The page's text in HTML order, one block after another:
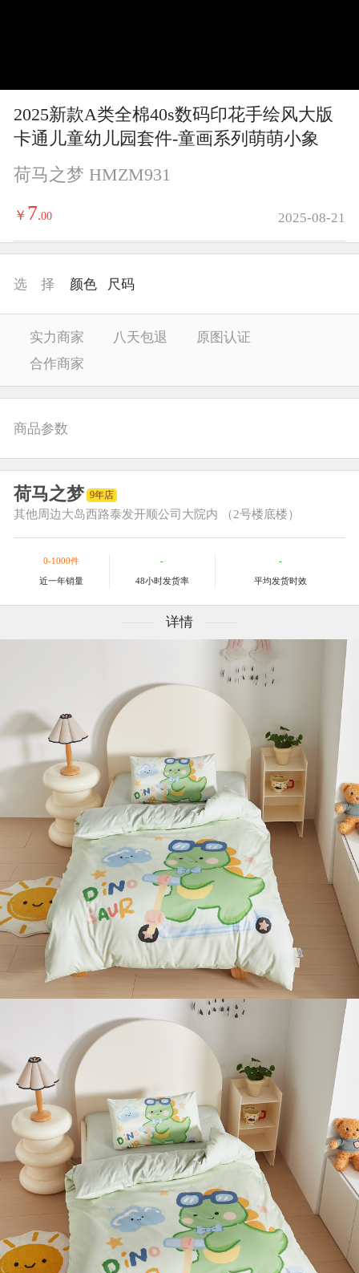
i
d
2025新款A类全棉40s数码印花手绘风大版
卡通儿童幼儿园套件-童画系列萌萌小象
荷马之梦 HMZM931
￥ 7.00 2025-08-21
选 择 颜色 尺码
实力商家 八天包退
原图认证
合作商家
商品参数
荷马之梦 9年店
其他周边大岛西路泰发开顺公司大院内 （2号楼底楼）
0-1000件
近一年销量
-
48小时发货率
-
平均发货时效
详情